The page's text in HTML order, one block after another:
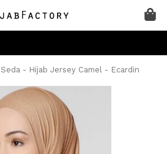
Seda - Hijab Jersey Camel - Ecardin